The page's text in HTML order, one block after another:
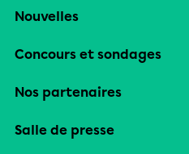
Nouvelles
Concours et sondages
Nos partenaires
Salle de presse